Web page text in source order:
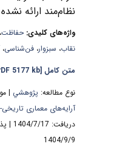
نظام‌مند ارائه نشده
واژه‌های کلیدی:حفاظت،
نقاب،سبزوار،فن‌شناسی،
متن کامل[PDF 5177 kb]
نوع مطالعه:پژوهشي|
آرایه‌های معماری تاریخی-
1404/9/9